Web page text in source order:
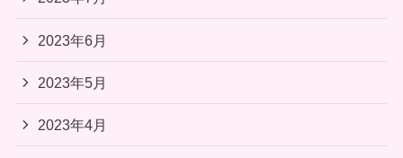
2023年6月
2023年5月
2023年4月